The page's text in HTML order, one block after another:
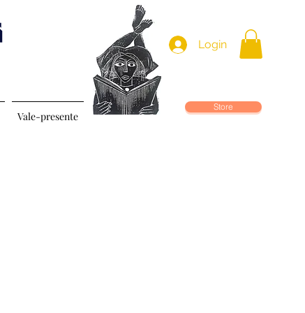
Vale-presente
Login
Store